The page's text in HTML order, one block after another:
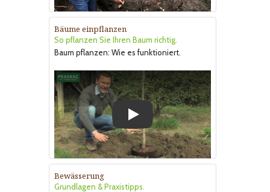
Bäume einpflanzen
So pflanzen Sie Ihren Baum richtig.
Baum pflanzen: Wie es funktioniert.
Play
Bewässerung
Grundlagen & Praxistipps.